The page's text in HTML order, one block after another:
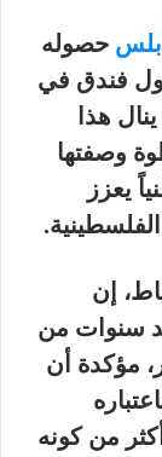
حصوله
فندق في
هذا
وصفتها
يعزز
إن
سنوات من
مؤكدة أن
من كونه